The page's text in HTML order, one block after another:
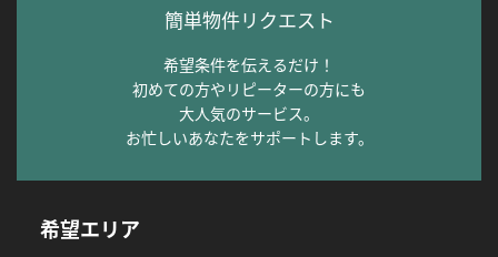
簡単物件リクエスト
希望条件を伝えるだけ！
初めての方やリピーターの方にも
大人気のサービス。
お忙しいあなたをサポートします。
希望エリア